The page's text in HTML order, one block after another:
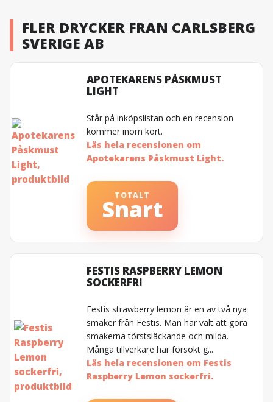
FLER DRYCKER FRAN CARLSBERG
SVERIGE AB
APOTEKARENS PÅSKMUST
LIGHT
Står på inköpslistan och en recension
kommer inom kort.
Läs hela recensionen om
Apotekarens Påskmust Light.
TOTALT
Snart
FESTIS RASPBERRY LEMON
SOCKERFRI
Festis strawberry lemon är en av två nya
smaker från Festis. Man har valt att göra
smakerna törstsläckande och milda.
Många tillverkare har försökt g...
Läs hela recensionen om Festis
Raspberry Lemon sockerfri.